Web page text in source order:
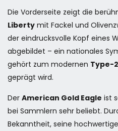
Die Vorderseite zeigt die
Liberty mit Fackel und
der eindrucksvolle Kopf eines
abgebildet – ein nationales
gehört zum modernen Type-
geprägt wird.
Der American Gold Eagle ist
bei Sammlern sehr beliebt.
Bekanntheit, seine